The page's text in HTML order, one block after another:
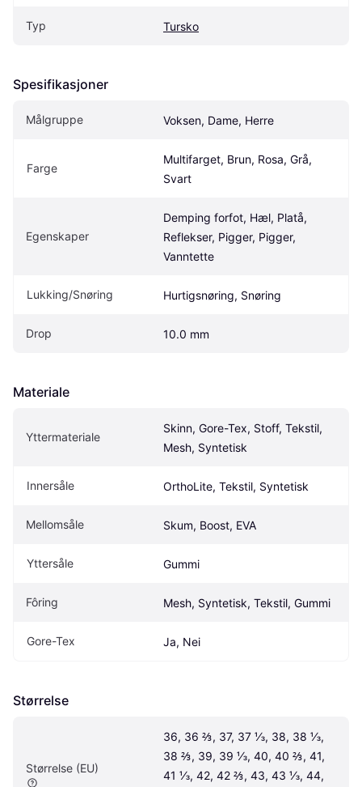
Typ Tursko
Spesifikasjoner
Målgruppe Voksen, Dame, Herre
Farge
Multifarget, Brun, Rosa, Grå,
Svart
Egenskaper
Demping forfot, Hæl, Platå,
Reflekser, Pigger, Pigger,
Vanntette
Lukking/Snøring Hurtigsnøring, Snøring
Drop 10.0 mm
Materiale
Yttermateriale
Skinn, Gore-Tex, Stoff, Tekstil,
Mesh, Syntetisk
Innersåle OrthoLite, Tekstil, Syntetisk
Mellomsåle Skum, Boost, EVA
Yttersåle Gummi
Fôring Mesh, Syntetisk, Tekstil, Gummi
Gore-Tex Ja, Nei
Størrelse
Størrelse (EU)
36, 36 ⅔, 37, 37 ⅓, 38, 38 ⅓,
38 ⅔, 39, 39 ⅓, 40, 40 ⅔, 41,
41 ⅓, 42, 42 ⅔, 43, 43 ⅓, 44,